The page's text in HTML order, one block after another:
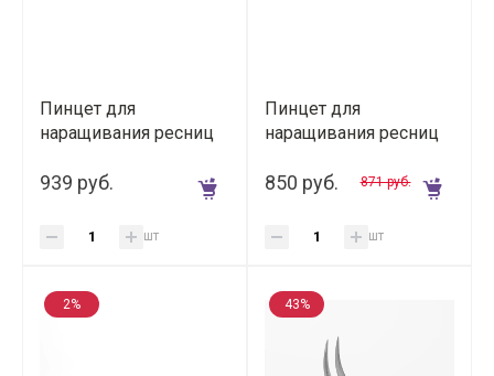
Пинцет для
наращивания ресниц
("Soft" мягкий)
939 руб.
шт
Пинцет для
наращивания ресниц
"Soft" мягкий
850 руб. 871 руб.
шт
2% 43%